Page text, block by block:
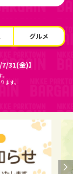
グルメ
31(金)】
ます。